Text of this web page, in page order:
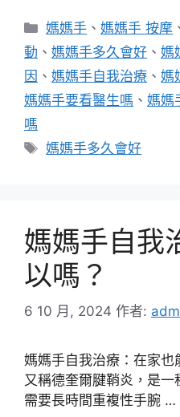
分
類
媽媽手 、媽媽手 按摩
動 、 媽媽手多久會好 、 媽
因 、 媽媽手自我治療 、 媽
媽媽手要看醫生嗎 、 媽媽
嗎
標
媽媽手多久會好
媽媽手自我
以嗎？
6 10 月, 2024 作者:
媽媽手自我治療：在家也
又稱德奎爾腱鞘炎，是
需要長時間重複性手腕 …